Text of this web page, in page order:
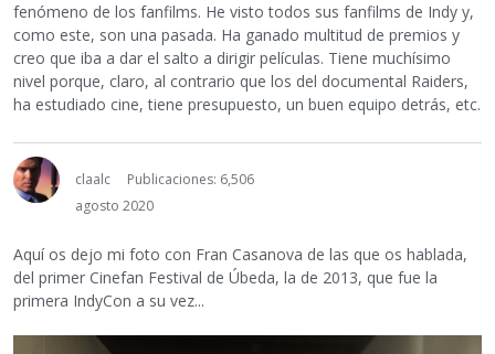
fenómeno de los fanfilms. He visto todos sus fanfilms de Indy y,
como este, son una pasada. Ha ganado multitud de premios y
creo que iba a dar el salto a dirigir películas. Tiene muchísimo
nivel porque, claro, al contrario que los del documental Raiders,
ha estudiado cine, tiene presupuesto, un buen equipo detrás, etc.
claalc
Publicaciones: 6,506
agosto 2020
Aquí os dejo mi foto con Fran Casanova de las que os hablada,
del primer Cinefan Festival de Úbeda, la de 2013, que fue la
primera IndyCon a su vez...